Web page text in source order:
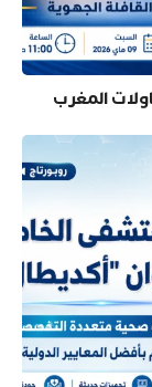
المغرب